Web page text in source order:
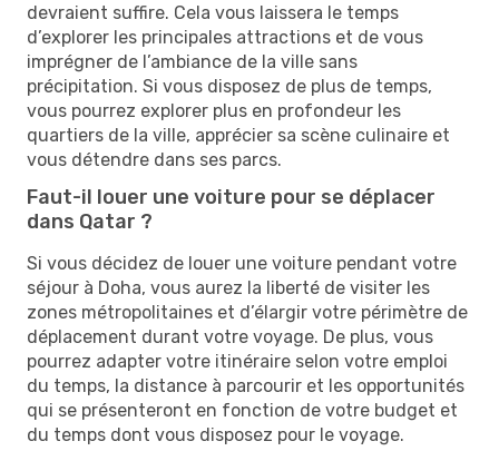
devraient suffire. Cela vous laissera le temps
d’explorer les principales attractions et de vous
imprégner de l’ambiance de la ville sans
précipitation. Si vous disposez de plus de temps,
vous pourrez explorer plus en profondeur les
quartiers de la ville, apprécier sa scène culinaire et
vous détendre dans ses parcs.
Faut-il louer une voiture pour se déplacer
dans Qatar ?
Si vous décidez de louer une voiture pendant votre
séjour à Doha, vous aurez la liberté de visiter les
zones métropolitaines et d’élargir votre périmètre de
déplacement durant votre voyage. De plus, vous
pourrez adapter votre itinéraire selon votre emploi
du temps, la distance à parcourir et les opportunités
qui se présenteront en fonction de votre budget et
du temps dont vous disposez pour le voyage.